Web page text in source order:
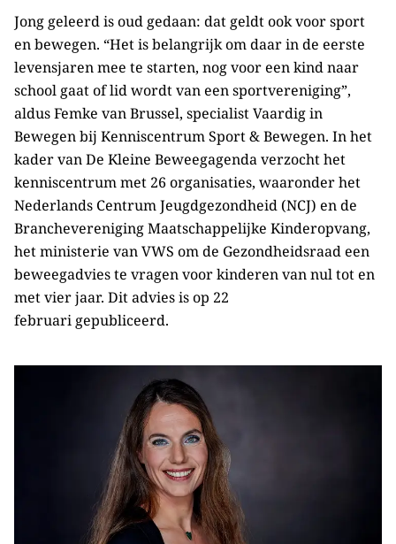
Jong geleerd is oud gedaan: dat geldt ook voor sport
en bewegen. “Het is belangrijk om daar in de eerste
levensjaren mee te starten, nog voor een kind naar
school gaat of lid wordt van een sportvereniging”,
aldus Femke van Brussel, specialist Vaardig in
Bewegen bij Kenniscentrum Sport & Bewegen. In het
kader van De Kleine Beweegagenda verzocht het
kenniscentrum met 26 organisaties, waaronder het
Nederlands Centrum Jeugdgezondheid (NCJ) en de
Branchevereniging Maatschappelijke Kinderopvang,
het ministerie van VWS om de Gezondheidsraad een
beweegadvies te vragen voor kinderen van nul tot en
met vier jaar. Dit advies is op 22
februari gepubliceerd.